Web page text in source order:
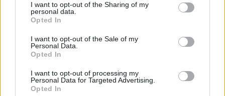
I want to opt-out of the Sharing of my
personal data.
Opted In
I want to opt-out of the Sale of my
Personal Data.
Opted In
I want to opt-out of processing my
Personal Data for Targeted Advertising.
Opted In
FOTÓ: CSATÓ ANDREA